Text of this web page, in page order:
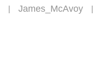
James_McAvoy